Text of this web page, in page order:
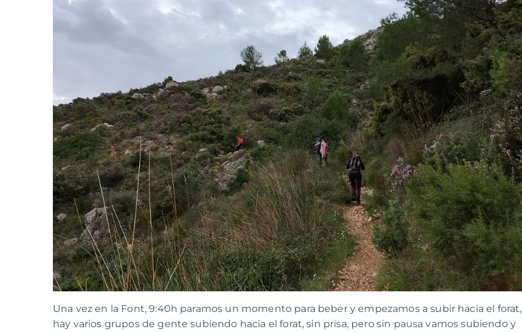
Una vez en la Font, 9:40h paramos un momento para beber y empezamos a subir hacia el forat,
hay varios grupos de gente subiendo hacia el forat, sin prisa, pero sin pausa vamos subiendo y